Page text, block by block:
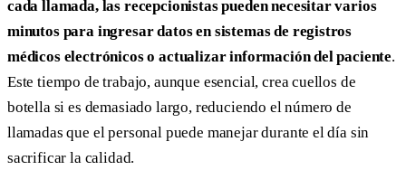
cada llamada, las recepcionistas pueden necesitar varios
minutos para ingresar datos en sistemas de registros
médicos electrónicos o actualizar información del paciente.
Este tiempo de trabajo, aunque esencial, crea cuellos de
botella si es demasiado largo, reduciendo el número de
llamadas que el personal puede manejar durante el día sin
sacrificar la calidad.